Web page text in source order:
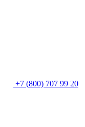
+7 (800) 707 99 20